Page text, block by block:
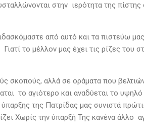
στην ιερότητα της πίστης
από αυτό και τα πιστεύω
το μέλλον μας έχει τις ρίζες του
σκοπούς, αλλά σε οράματα που
το αγιότερο και αναδύεται το
της Πατρίδας μας συνιστά
Χωρίς την ύπαρξή Της κανένα άλλο